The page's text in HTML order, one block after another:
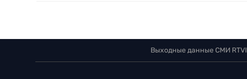
Выходные данные СМИ RTVI